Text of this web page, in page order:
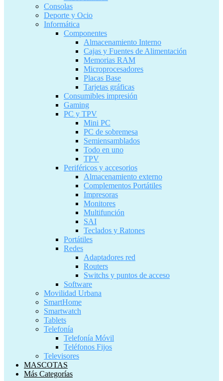
Consolas
Deporte y Ocio
Informática
Componentes
Almacenamiento Interno
Cajas y Fuentes de Alimentación
Memorias RAM
Microprocesadores
Placas Base
Tarjetas gráficas
Consumibles impresión
Gaming
PC y TPV
Mini PC
PC de sobremesa
Semiensamblados
Todo en uno
TPV
Periféricos y accesorios
Almacenamiento externo
Complementos Portátiles
Impresoras
Monitores
Multifunción
SAI
Teclados y Ratones
Portátiles
Redes
Adaptadores red
Routers
Switchs y puntos de acceso
Software
Movilidad Urbana
SmartHome
Smartwatch
Tablets
Telefonía
Telefonía Móvil
Teléfonos Fijos
Televisores
MASCOTAS
Más Categorías